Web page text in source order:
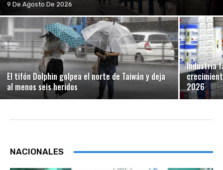
9 De Agosto De 2026
El tifón Dolphin golpea el norte de Taiwán y deja
al menos seis heridos
Industria
2026
NACIONALES